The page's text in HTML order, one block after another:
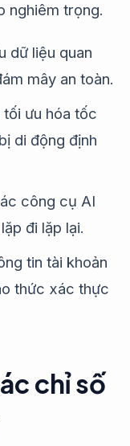
nghiêm trọng.
dữ liệu quan
mây an toàn.
tối ưu hóa tốc
di động định
công cụ AI
đi lặp lại.
tin tài khoản
thức xác thực
chỉ số